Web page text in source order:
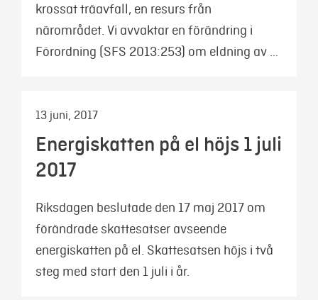
krossat träavfall, en resurs från
närområdet. Vi avvaktar en förändring i
Förordning (SFS 2013:253) om eldning av …
13 juni, 2017
Energiskatten på el höjs 1 juli
2017
Riksdagen beslutade den 17 maj 2017 om
förändrade skattesatser avseende
energiskatten på el. Skattesatsen höjs i två
steg med start den 1 juli i år.